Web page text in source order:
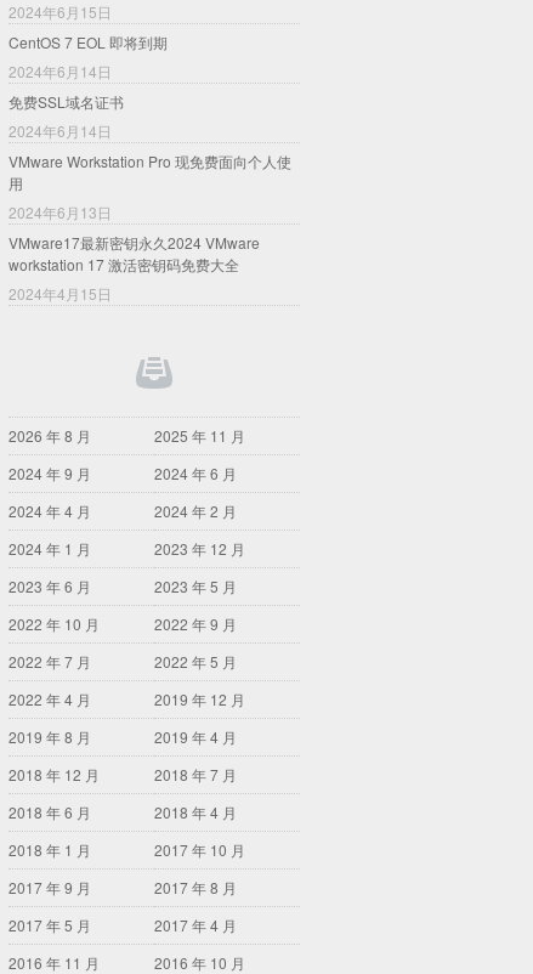
2024年6月15日
CentOS 7 EOL 即将到期
2024年6月14日
免费SSL域名证书
2024年6月14日
VMware Workstation Pro 现免费面向个人使
用
2024年6月13日
VMware17最新密钥永久2024 VMware
workstation 17 激活密钥码免费大全
2024年4月15日
2026 年 8 月
2025 年 11 月
2024 年 9 月
2024 年 6 月
2024 年 4 月
2024 年 2 月
2024 年 1 月
2023 年 12 月
2023 年 6 月
2023 年 5 月
2022 年 10 月
2022 年 9 月
2022 年 7 月
2022 年 5 月
2022 年 4 月
2019 年 12 月
2019 年 8 月
2019 年 4 月
2018 年 12 月
2018 年 7 月
2018 年 6 月
2018 年 4 月
2018 年 1 月
2017 年 10 月
2017 年 9 月
2017 年 8 月
2017 年 5 月
2017 年 4 月
2016 年 11 月
2016 年 10 月